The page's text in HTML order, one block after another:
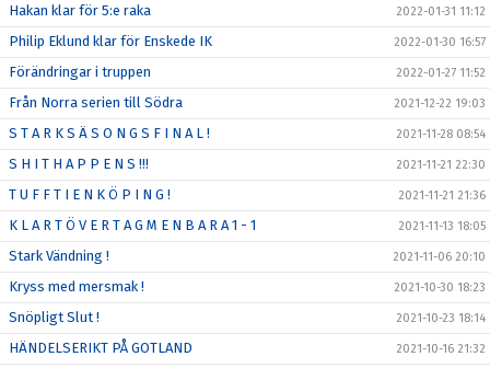
Hakan klar för 5:e raka 2022-01-31 11:12
Philip Eklund klar för Enskede IK 2022-01-30 16:57
Förändringar i truppen 2022-01-27 11:52
Från Norra serien till Södra 2021-12-22 19:03
S T A R K S Ä S O N G S F I N A L ! 2021-11-28 08:54
S H I T H A P P E N S !!! 2021-11-21 22:30
T U F F T I E N K Ö P I N G ! 2021-11-21 21:36
K L A R T Ö V E R T A G M E N B A R A 1 - 1 2021-11-13 18:05
Stark Vändning ! 2021-11-06 20:10
Kryss med mersmak ! 2021-10-30 18:23
Snöpligt Slut ! 2021-10-23 18:14
HÄNDELSERIKT PÅ GOTLAND 2021-10-16 21:32